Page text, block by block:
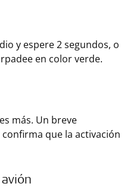
y espere 2 segundos, o
en color verde.
más. Un breve
que la activación